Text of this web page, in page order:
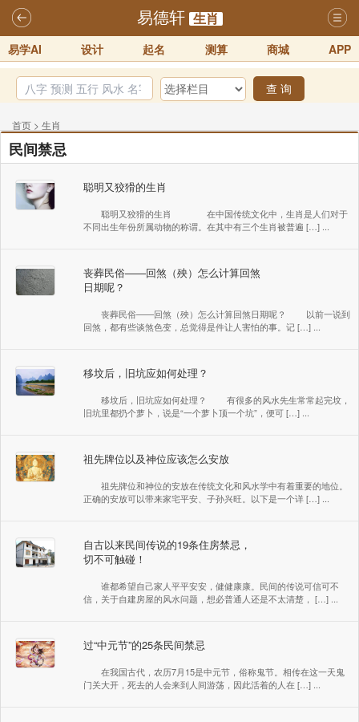
易德轩 生肖
易学AI 设计 起名 测算 商城 APP
查 询
首页 > 生肖
民间禁忌
聪明又狡猾的生肖
聪明又狡猾的生肖 在中国传统文化中，生肖是人们对于
不同出生年份所属动物的称谓。在其中有三个生肖被普遍 […] ...
丧葬民俗——回煞（殃）怎么计算回煞
日期呢？
丧葬民俗——回煞（殃）怎么计算回煞日期呢？ 以前一说到
回煞，都有些谈煞色变，总觉得是件让人害怕的事。记 […] ...
移坟后，旧坑应如何处理？
移坟后，旧坑应如何处理？ 有很多的风水先生常常起完坟，
旧坑里都扔个萝卜，说是“一个萝卜顶一个坑”，便可 […] ...
祖先牌位以及神位应该怎么安放
祖先牌位和神位的安放在传统文化和风水学中有着重要的地位。
正确的安放可以带来家宅平安、子孙兴旺。以下是一个详 […] ...
自古以来民间传说的19条住房禁忌，
切不可触碰！
谁都希望自己家人平平安安，健健康康。民间的传说可信可不
信，关于自建房屋的风水问题，想必普通人还是不太清楚， […] ...
过“中元节”的25条民间禁忌
在我国古代，农历7月15是中元节，俗称鬼节。相传在这一天鬼
门关大开，死去的人会来到人间游荡，因此活着的人在 […] ...